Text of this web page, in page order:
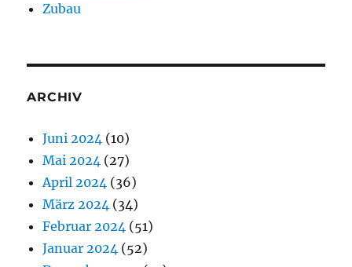
Zubau
ARCHIV
Juni 2024 (10)
Mai 2024 (27)
April 2024 (36)
März 2024 (34)
Februar 2024 (51)
Januar 2024 (52)